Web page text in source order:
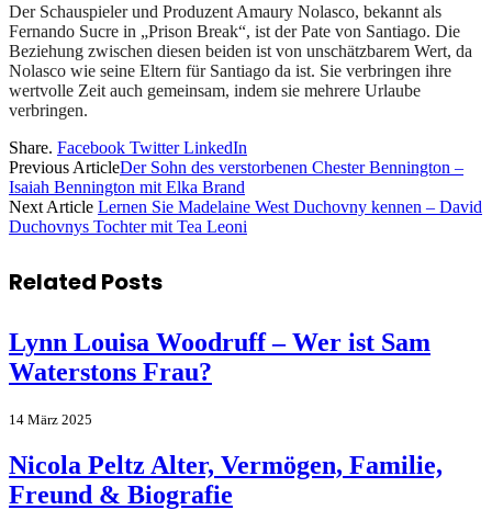
Der Schauspieler und Produzent Amaury Nolasco, bekannt als
Fernando Sucre in „Prison Break“, ist der Pate von Santiago. Die
Beziehung zwischen diesen beiden ist von unschätzbarem Wert, da
Nolasco wie seine Eltern für Santiago da ist. Sie verbringen ihre
wertvolle Zeit auch gemeinsam, indem sie mehrere Urlaube
verbringen.
Share. Facebook Twitter LinkedIn
Previous ArticleDer Sohn des verstorbenen Chester Bennington –
Isaiah Bennington mit Elka Brand
Next Article Lernen Sie Madelaine West Duchovny kennen – David
Duchovnys Tochter mit Tea Leoni
Related Posts
Lynn Louisa Woodruff – Wer ist Sam
Waterstons Frau?
14 März 2025
Nicola Peltz Alter, Vermögen, Familie,
Freund & Biografie